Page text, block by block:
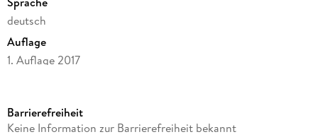
deutsch
Auflage
1. Auflage 2017
Reihe
Barrierefreiheit
Keine Information zur Barrierefreiheit bekannt